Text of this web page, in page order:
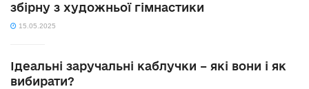
збірну з художньої гімнастики
15.05.2025
Ідеальні заручальні каблучки – які вони і як
вибирати?